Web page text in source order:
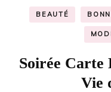
BEAUTÉ
Soirée Carte
Vie